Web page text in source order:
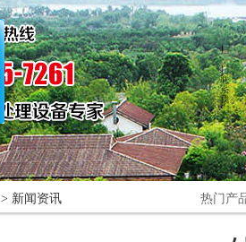
> 新闻资讯 热门产